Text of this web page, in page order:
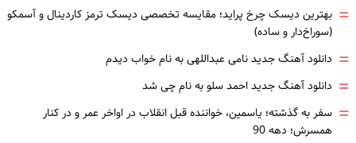
= بهترین دیسک چرخ پراید؛ مقایسه تخصصی دیسک ترمز کاردینال و آسمکو
(سوراخ‌دار و ساده)
= دانلود آهنگ جدید نامی عبداللهی به نام خواب دیدم
= دانلود آهنگ جدید احمد سلو به نام چی شد
= سفر به گذشته؛ یاسمین، خواننده قبل انقلاب در اواخر عمر و در کنار
همسرش؛ دهه 90